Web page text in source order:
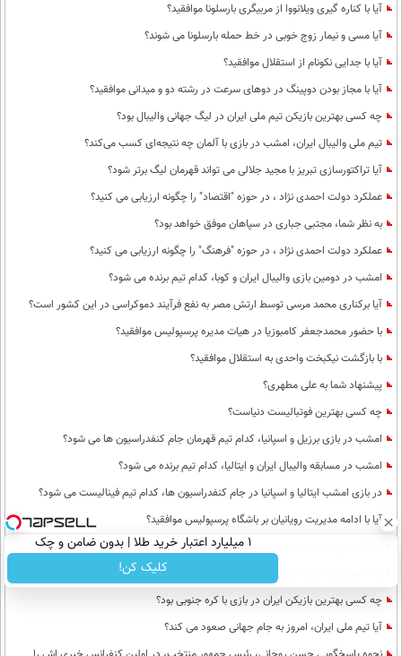
آیا با کناره گیری ویلانووا از مربیگری بارسلونا موافقید؟
آیا مسی و نیمار زوج خوبی در خط حمله بارسلونا می شوند؟
آیا با جدایی نکونام از استقلال موافقید؟
آیا با مجاز بودن دوپینگ در دوهای سرعت در رشته دو و میدانی موافقید؟
چه کسی بهترین بازیکن تیم ملی ایران در لیگ جهانی والیبال بود؟
تیم ملی والیبال ایران، امشب در بازی با آلمان چه نتیجه‌ای کسب می‌کند؟
آیا تراکتورسازی تبریز با مجید جلالی می تواند قهرمان لیگ برتر شود؟
عملکرد دولت احمدی نژاد ، در حوزه "اقتصاد" را چگونه ارزیابی می کنید؟
به نظر شما، مجتبی جباری در سپاهان موفق خواهد بود؟
عملکرد دولت احمدی نژاد ، در حوزه "فرهنگ" را چگونه ارزیابی می کنید؟
امشب در دومین بازی والیبال ایران و کوبا، کدام تیم برنده می شود؟
آیا برکناری محمد مرسی توسط ارتش مصر به نفع فرآیند دموکراسی در این کشور است؟
با حضور محمدجعفر کامبوزیا در هیات مدیره پرسپولیس موافقید؟
با بازگشت نیکبخت واحدی به استقلال موافقید؟
پیشنهاد شما به علی مطهری؟
چه کسی بهترین فوتبالیست دنیاست؟
امشب در بازی برزیل و اسپانیا، کدام تیم قهرمان جام کنفدراسیون ها می شود؟
امشب در مسابقه والیبال ایران و ایتالیا، کدام تیم برنده می شود؟
در بازی امشب ایتالیا و اسپانیا در جام کنفدراسیون ها، کدام تیم فینالیست می شود؟
آیا با ادامه مدیریت رویانیان بر باشگاه پرسپولیس موافقید؟
آیا با اخراج مجتبی جباری از استقلال موافقید؟
چه کسی بهترین بازیکن ایران در بازی با کره جنوبی بود؟
آیا تیم ملی ایران، امروز به جام جهانی صعود می کند؟
۱ میلیارد اعتبار خرید طلا | بدون ضامن و چک
کلیک کن!